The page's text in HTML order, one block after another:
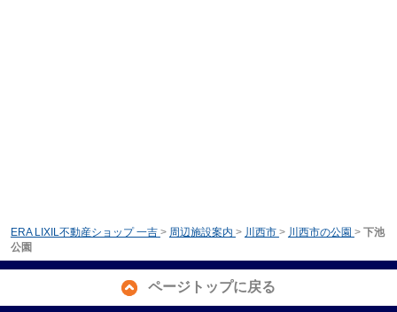
ERA LIXIL不動産ショップ 一吉 > 周辺施設案内 > 川西市 > 川西市の公園 > 下池
公園
ページトップに戻る